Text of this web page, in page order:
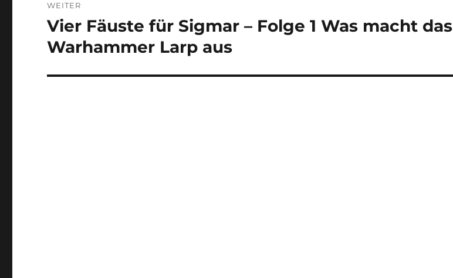
WEITER
Nächster
Beitrag:
Vier Fäuste für Sigmar – Folge 1 Was macht das
Warhammer Larp aus